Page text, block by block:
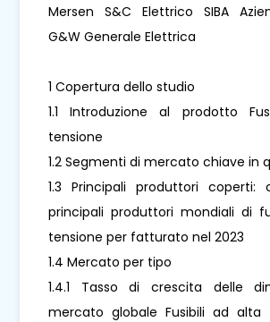
Mersen S&C Elettrico SIBA
G&W Generale Elettrica
1 Copertura dello studio
1.1 Introduzione al prodotto
tensione
1.2 Segmenti di mercato chiave in
1.3 Principali produttori coperti:
principali produttori mondiali di
tensione per fatturato nel 2023
1.4 Mercato per tipo
1.4.1 Tasso di crescita delle
mercato globale Fusibili ad alta